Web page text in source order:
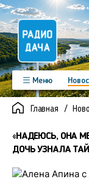
Меню
Программы
Новинки
Фото
Главная
«НАДЕЮСЬ, ОНА
ДОЧЬ УЗНАЛА